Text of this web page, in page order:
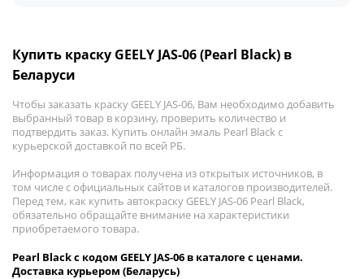
Купить краску GEELY JAS-06 (Pearl Black) в
Беларуси
Чтобы заказать краску GEELY JAS-06, Вам необходимо добавить
выбранный товар в корзину, проверить количество и
подтвердить заказ. Купить онлайн эмаль Pearl Black с
курьерской доставкой по всей РБ.
Информация о товарах получена из открытых источников, в
том числе с официальных сайтов и каталогов производителей.
Перед тем, как купить автокраску GEELY JAS-06 Pearl Black,
обязательно обращайте внимание на характеристики
приобретаемого товара.
Pearl Black с кодом GEELY JAS-06 в каталоге с ценами.
Доставка курьером (Беларусь)